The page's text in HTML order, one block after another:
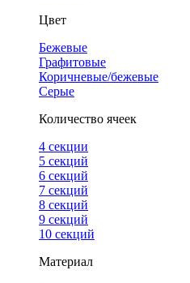
Цвет
Бежевые
Графитовые
Коричневые/бежевые
Серые
Количество ячеек
4 cекции
5 секций
6 секций
7 секций
8 секций
9 секций
10 секций
Материал